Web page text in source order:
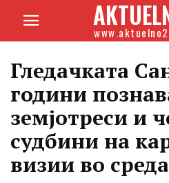
Гледачката
години
земјотреси и
судбини на
визии во